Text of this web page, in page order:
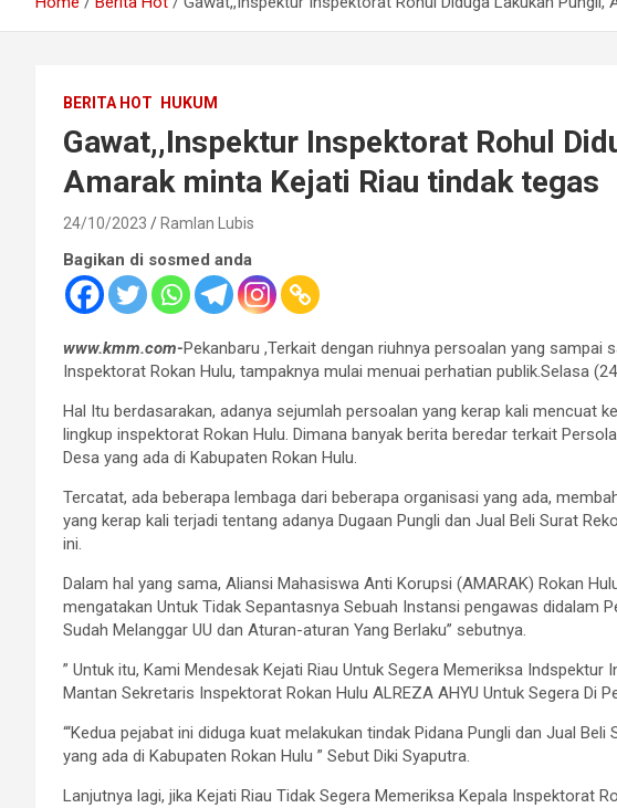
BERITA HOT HUKUM
Gawat,,Inspektur Inspektorat Rohul
Amarak minta Kejati Riau tindak tegas
24/10/2023 Ramlan Lubis
Bagikan di sosmed anda
www.kmm.com-Pekanbaru ,Terkait dengan riuhnya persoalan yang sampai
Inspektorat Rokan Hulu, tampaknya mulai menuai perhatian publik.Selasa
Hal Itu berdasarakan, adanya sejumlah persoalan yang kerap kali mencuat
lingkup inspektorat Rokan Hulu. Dimana banyak berita beredar terkait
Desa yang ada di Kabupaten Rokan Hulu.
Tercatat, ada beberapa lembaga dari beberapa organisasi yang ada,
yang kerap kali terjadi tentang adanya Dugaan Pungli dan Jual Beli Surat
ini.
Dalam hal yang sama, Aliansi Mahasiswa Anti Korupsi (AMARAK) Rokan
mengatakan Untuk Tidak Sepantasnya Sebuah Instansi pengawas didalam
Sudah Melanggar UU dan Aturan-aturan Yang Berlaku” sebutnya.
” Untuk itu, Kami Mendesak Kejati Riau Untuk Segera Memeriksa Indspektur
Mantan Sekretaris Inspektorat Rokan Hulu ALREZA AHYU Untuk Segera Di
“‘Kedua pejabat ini diduga kuat melakukan tindak Pidana Pungli dan Jual
yang ada di Kabupaten Rokan Hulu ” Sebut Diki Syaputra.
Lanjutnya lagi, jika Kejati Riau Tidak Segera Memeriksa Kepala Inspektorat